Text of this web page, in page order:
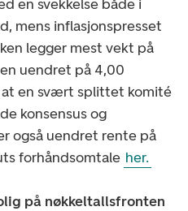
en svekkelse både i
mens inflasjonspresset
legger mest vekt på
uendret på 4,00
en svært splittet komité
konsensus og
også uendret rente på
forhåndsomtale her.
på nøkkeltallsfronten